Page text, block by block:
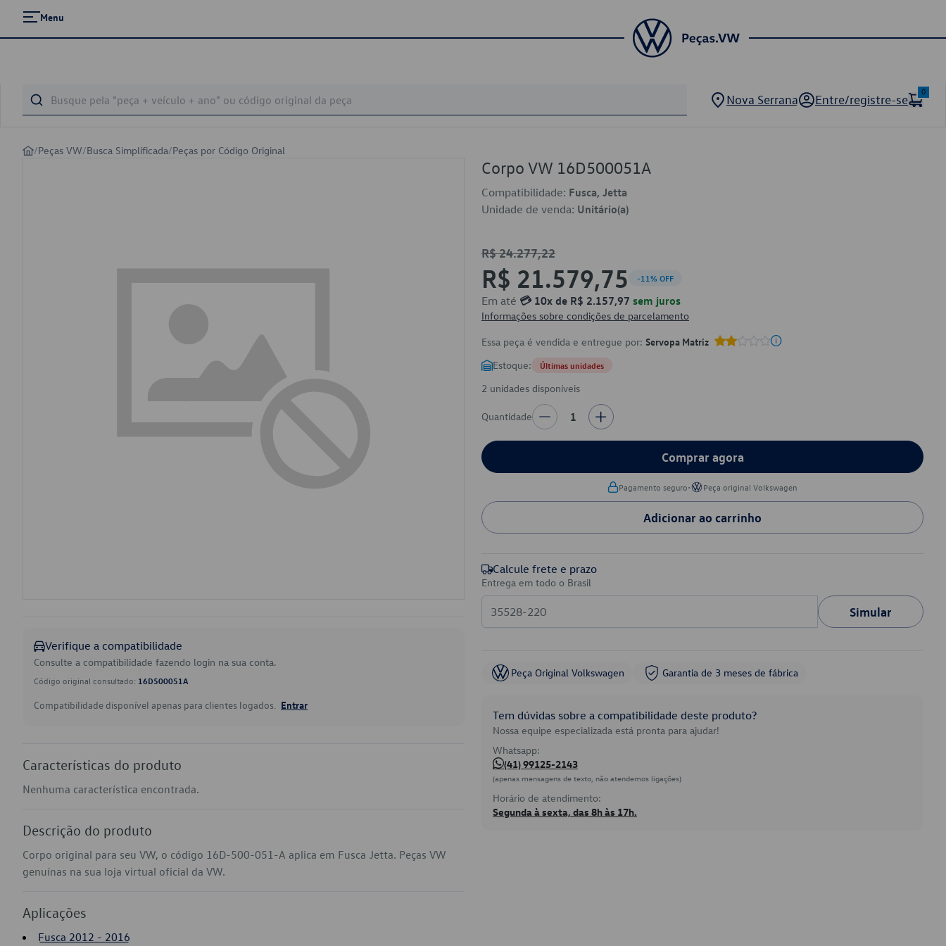
Menu
Nova Serrana Entre/registre-se
0
/Peças VW/Busca Simplificada/Peças por Código Original
Verifique a compatibilidade
Consulte a compatibilidade fazendo login na sua conta.
Código original consultado: 16D500051A
Compatibilidade disponível apenas para clientes logados. Entrar
Características do produto
Nenhuma característica encontrada.
Descrição do produto
Corpo original para seu VW, o código 16D-500-051-A aplica em Fusca Jetta. Peças VW
genuínas na sua loja virtual oficial da VW.
Aplicações
Fusca 2012 - 2016
Corpo VW 16D500051A
Compatibilidade: Fusca, Jetta
Unidade de venda: Unitário(a)
R$ 24.277,22
R$ 21.579,75 -11% OFF
Em até 💳 10x de R$ 2.157,97 sem juros
Informações sobre condições de parcelamento
Essa peça é vendida e entregue por: Servopa Matriz
Estoque: Últimas unidades
2 unidades disponíveis
Quantidade 1
Comprar agora
Pagamento seguro• Peça original Volkswagen
Adicionar ao carrinho
Calcule frete e prazo
Entrega em todo o Brasil
Simular
Peça Original Volkswagen Garantia de 3 meses de fábrica
Tem dúvidas sobre a compatibilidade deste produto?
Nossa equipe especializada está pronta para ajudar!
Whatsapp:
(41) 99125-2143
(apenas mensagens de texto, não atendemos ligações)
Horário de atendimento:
Segunda à sexta, das 8h às 17h.